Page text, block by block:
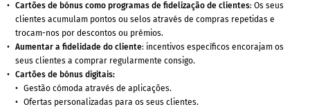
Cartões de bónus como programas de fidelização de clientes: Os seus
clientes acumulam pontos ou selos através de compras repetidas e
trocam-nos por descontos ou prémios.
Aumentar a fidelidade do cliente: incentivos específicos encorajam os
seus clientes a comprar regularmente consigo.
Cartões de bónus digitais:
Gestão cómoda através de aplicações.
Ofertas personalizadas para os seus clientes.